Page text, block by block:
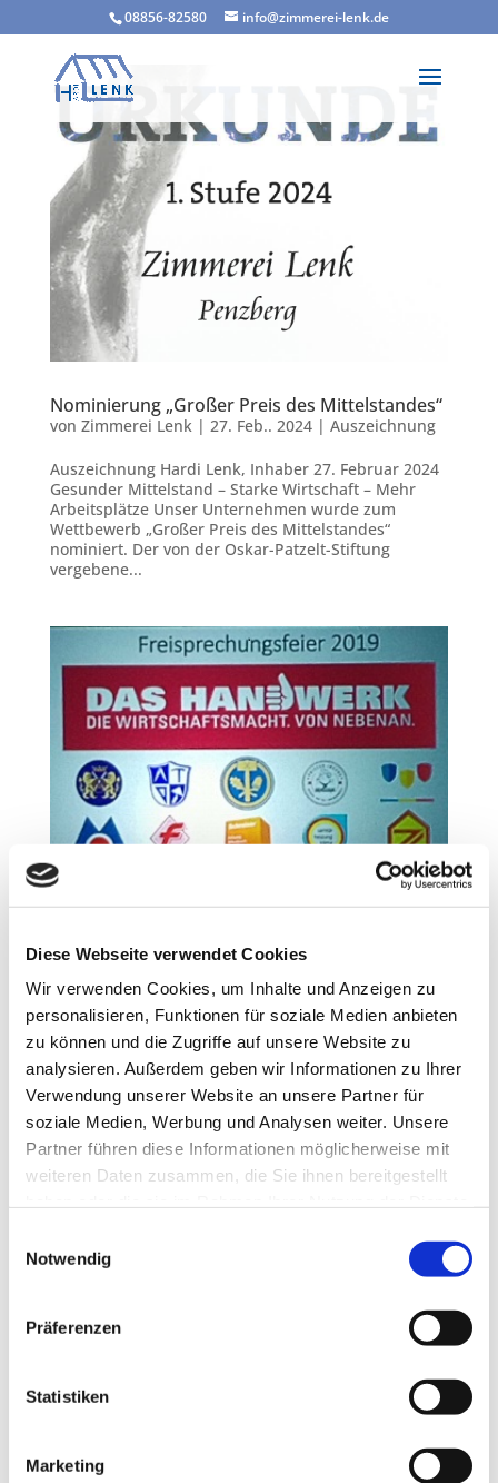
Diese Webseite verwendet Cookies
Wir verwenden Cookies, um Inhalte und Anzeigen zu
personalisieren, Funktionen für soziale Medien anbieten
zu können und die Zugriffe auf unsere Website zu
analysieren. Außerdem geben wir Informationen zu Ihrer
Verwendung unserer Website an unsere Partner für
soziale Medien, Werbung und Analysen weiter. Unsere
Partner führen diese Informationen möglicherweise mit
weiteren Daten zusammen, die Sie ihnen bereitgestellt
Notwendig
Präferenzen
Statistiken
Marketing
08856-82580 info@zimmerei-lenk.de
Nominierung „Großer Preis des Mittelstandes“
von Zimmerei Lenk | 27. Feb.. 2024| Auszeichnung
Auszeichnung Hardi Lenk, Inhaber 27. Februar 2024
Gesunder Mittelstand – Starke Wirtschaft – Mehr
Arbeitsplätze Unser Unternehmen wurde zum
Wettbewerb „Großer Preis des Mittelstandes“
nominiert. Der von der Oskar-Patzelt-Stiftung
vergebene...
Anerkennung Gesellenprüfung 2019
Auszeichnung
Auszeichnung & Handwerk Beste Gesellenprüfung
im Zimmerer-Handwerk. Hardi Lenk, Inhaber 14.
September 2019 Ehrung der Kreishandwerkerschaft
Miesbach-Bad Tölz-Wolfratshausen. Dieses Jahr
haben vier unserer Auszubildenden erfolgreich ihre
Gesellenprüfung absolviert....
Teilnahme am Clean Advantage Programm
Besuch bei ABA Holz
Unsere Azubis 2025